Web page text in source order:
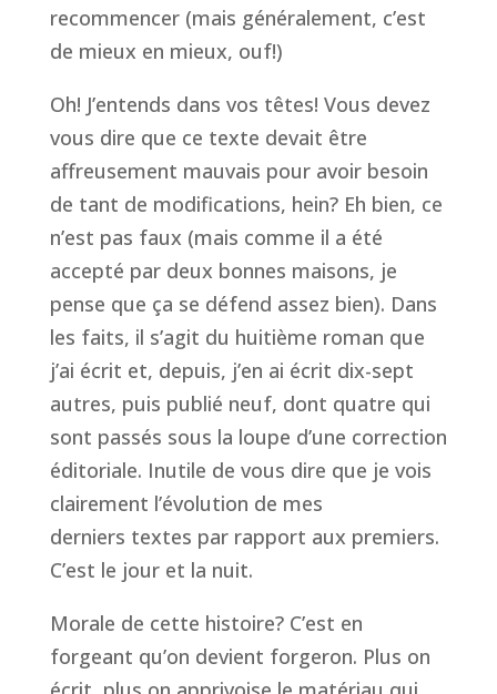
recommencer (mais généralement, c’est
de mieux en mieux, ouf!)
Oh! J’entends dans vos têtes! Vous devez
vous dire que ce texte devait être
affreusement mauvais pour avoir besoin
de tant de modifications, hein? Eh bien, ce
n’est pas faux (mais comme il a été
accepté par deux bonnes maisons, je
pense que ça se défend assez bien). Dans
les faits, il s’agit du huitième roman que
j’ai écrit et, depuis, j’en ai écrit dix-sept
autres, puis publié neuf, dont quatre qui
sont passés sous la loupe d’une correction
éditoriale. Inutile de vous dire que je vois
clairement l’évolution de mes
derniers textes par rapport aux premiers.
C’est le jour et la nuit.
Morale de cette histoire? C’est en
forgeant qu’on devient forgeron. Plus on